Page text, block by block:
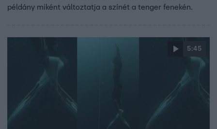
példány miként változtatja a színét a tenger fenekén.
5:45